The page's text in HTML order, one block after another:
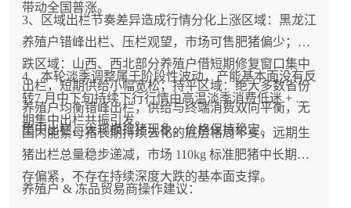
带动全国普涨。
3、区域出栏节奏差异造成行情分化上涨区域：黑龙江
养殖户错峰出栏、压栏观望，市场可售肥猪偏少；下
跌区域：山西、西北部分养殖户借短期修复窗口集中
出栏，短期供给小幅宽松；持平区域：绝大多数省份
养殖户均衡错峰出栏，供给与终端消费双向平衡，无
集中出栏、大规模抢猪现象，价格保持稳定。
4、本轮淡季调整属于阶段性波动，产能基本面没有反
转7 月中下旬持续下行行情由高温淡季消费低迷 + 前
期集中出栏共振引发。
国内能繁母猪长期持续去化的底层格局不变，远期生
猪出栏总量稳步递减，市场 110kg 标准肥猪中长期库
存偏紧，不存在持续深度大跌的基本面支撑。
养殖户 & 冻品贸易商操作建议：